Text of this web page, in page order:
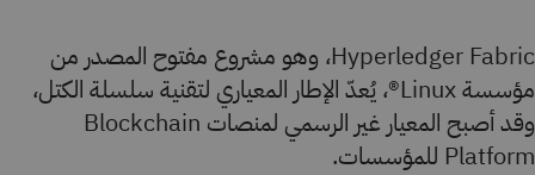
Hyperledger Fabric، وهو مشروع مفتوح المصدر من
مؤسسة Linux®، يُعدّ الإطار المعياري لتقنية سلسلة الكتل،
وقد أصبح المعيار غير الرسمي لمنصات Blockchain
Platform للمؤسسات.